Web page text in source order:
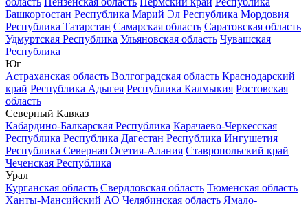
Башкортостан Республика Марий Эл Республика Мордовия
Республика Татарстан Самарская область Саратовская область
Удмуртская Республика Ульяновская область Чувашская
Республика
Юг
Астраханская область Волгоградская область Краснодарский
край Республика Адыгея Республика Калмыкия Ростовская
область
Северный Кавказ
Кабардино-Балкарская Республика Карачаево-Черкесская
Республика Республика Дагестан Республика Ингушетия
Республика Северная Осетия-Алания Ставропольский край
Чеченская Республика
Урал
Курганская область Свердловская область Тюменская область
Ханты-Мансийский АО Челябинская область Ямало-